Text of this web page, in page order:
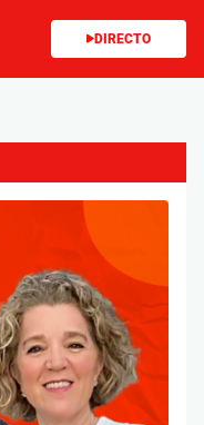
DIRECTO